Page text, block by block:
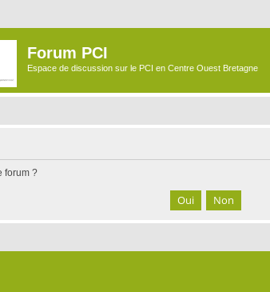
Forum PCI
Espace de discussion sur le PCI en Centre Ouest Bretagne
forum ?